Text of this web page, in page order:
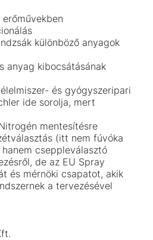
különböző anyagok
anyag kibocsátásának
és gyógyszeripari
ide sorolja, mert
mentesítésre
(itt nem fúvóka
cseppleválasztó
de az EU Spray
és mérnöki csapatot, akik
a tervezésével